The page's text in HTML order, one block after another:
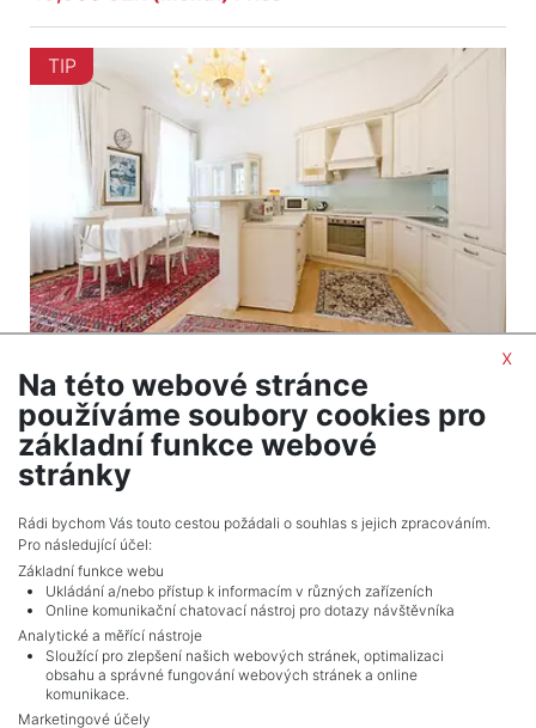
TIP
Apartment to rent / 4+kt (3 bedrooms) / 122 m
Praha 1 - Nové Město
2,200 EUR (month) Price + house fees and
energies flat rate EUR 500 + internet EUR 50
x
Na této webové stránce
používáme soubory cookies pro
základní funkce webové
stránky
Rádi bychom Vás touto cestou požádali o souhlas s jejich zpracováním.
Pro následující účel:
Základní funkce webu
Ukládání a/nebo přístup k informacím v různých zařízeních
Online komunikační chatovací nástroj pro dotazy návštěvníka
Analytické a měřící nástroje
Sloužící pro zlepšení našich webových stránek, optimalizaci
obsahu a správné fungování webových stránek a online
komunikace.
Marketingové účely